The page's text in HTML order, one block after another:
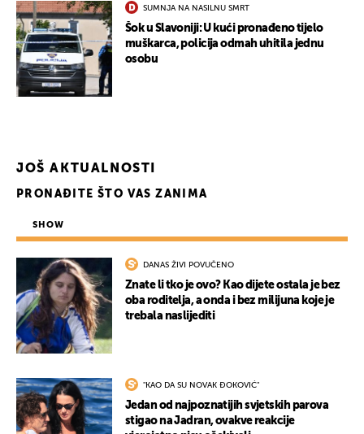
SUMNJA NA NASILNU SMRT
Šok u Slavoniji: U kući pronađeno tijelo
muškarca, policija odmah uhitila jednu
osobu
JOŠ AKTUALNOSTI
PRONAĐITE ŠTO VAS ZANIMA
SHOW
DANAS ŽIVI POVUČENO
Znate li tko je ovo? Kao dijete ostala je bez
oba roditelja, a onda i bez milijuna koje je
trebala naslijediti
"KAO DA SU NOVAK ĐOKOVIĆ"
Jedan od najpoznatijih svjetskih parova
stigao na Jadran, ovakve reakcije